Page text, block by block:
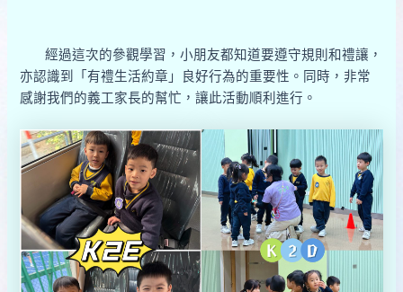
經過這次的參觀學習，小朋友都知道要遵守規則和禮讓，
亦認識到「有禮生活約章」良好行為的重要性。同時，非常
感謝我們的義工家長的幫忙，讓此活動順利進行。